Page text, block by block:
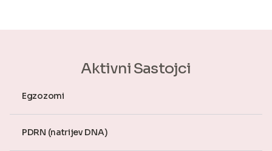
Aktivni Sastojci
Egzozomi
PDRN (natrijev DNA)